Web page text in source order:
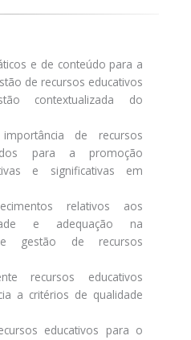
e de conteúdo para a
de recursos educativos
contextualizada do
de recursos
para a promoção
e significativas em
relativos aos
e adequação na
e gestão de recursos
recursos educativos
a critérios de qualidade
educativos para o